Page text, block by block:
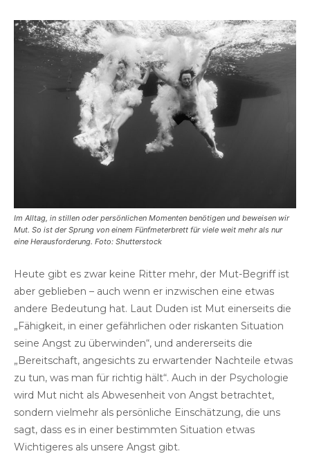
Im Alltag, in stillen oder persönlichen Momenten benötigen und beweisen wir
Mut. So ist der Sprung von einem Fünfmeterbrett für viele weit mehr als nur
eine Herausforderung. Foto: Shutterstock
Heute gibt es zwar keine Ritter mehr, der Mut-Begriff ist
aber geblieben – auch wenn er inzwischen eine etwas
andere Bedeutung hat. Laut Duden ist Mut einerseits die
„Fähigkeit, in einer gefährlichen oder riskanten Situation
seine Angst zu überwinden“, und andererseits die
„Bereitschaft, angesichts zu erwartender Nachteile etwas
zu tun, was man für richtig hält“. Auch in der Psychologie
wird Mut nicht als Abwesenheit von Angst betrachtet,
sondern vielmehr als persönliche Einschätzung, die uns
sagt, dass es in einer bestimmten Situation etwas
Wichtigeres als unsere Angst gibt.